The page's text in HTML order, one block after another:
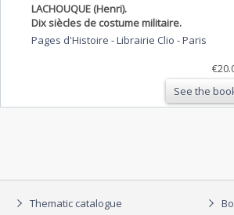
LACHOUQUE (Henri).
Dix siècles de costume militaire.
Pages d'Histoire - Librairie Clio -Paris
See the
Thematic catalogue